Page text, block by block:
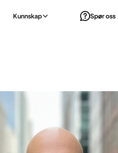
Kunnskap Spør oss